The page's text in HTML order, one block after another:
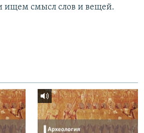
ищем смысл слов и вещей.